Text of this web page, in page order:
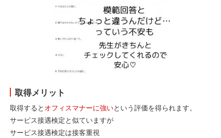
取得メリット
取得すると オフィスマナーに強いという評価を得られます。
サービス接遇検定と似ていますが
サービス接遇検定は接客重視